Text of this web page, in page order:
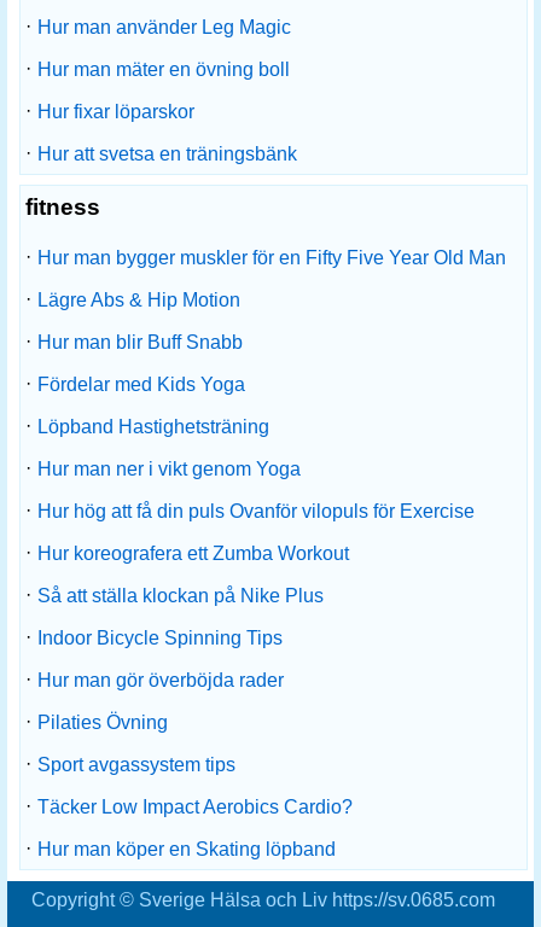
· Hur man använder Leg Magic
· Hur man mäter en övning boll
· Hur fixar löparskor
· Hur att svetsa en träningsbänk
fitness
· Hur man bygger muskler för en Fifty Five Year Old Man
· Lägre Abs & Hip Motion
· Hur man blir Buff Snabb
· Fördelar med Kids Yoga
· Löpband Hastighetsträning
· Hur man ner i vikt genom Yoga
· Hur hög att få din puls Ovanför vilopuls för Exercise
· Hur koreografera ett Zumba Workout
· Så att ställa klockan på Nike Plus
·
Indoor Bicycle Spinning Tips
· Hur man gör överböjda rader
· Pilaties Övning
· Sport avgassystem tips
· Täcker Low Impact Aerobics Cardio?
· Hur man köper en Skating löpband
Copyright © Sverige Hälsa och Liv https://sv.0685.com